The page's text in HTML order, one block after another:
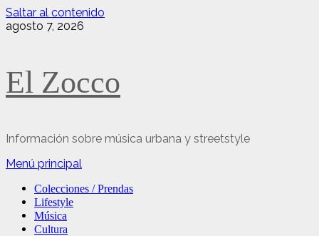
Saltar al contenido
agosto 7, 2026
El Zocco
Información sobre música urbana y streetstyle
Menú principal
Colecciones / Prendas
Lifestyle
Música
Cultura